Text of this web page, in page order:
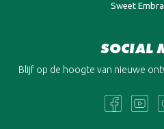
Sweet
SOCIAL
Blijf op de hoogte van nieuwe